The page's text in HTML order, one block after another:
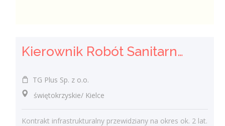
Kierownik Robót Sanitarnych
TG Plus Sp. z o.o.
świętokrzyskie/ Kielce
Kontrakt infrastrukturalny przewidziany na okres ok. 2 lat.